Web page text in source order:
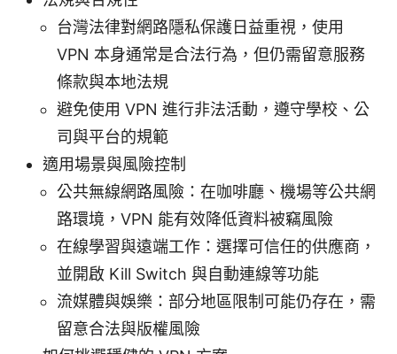
台灣法律對網路隱私保護日益重視，使用
VPN 本身通常是合法行為，但仍需留意服務
條款與本地法規
避免使用 VPN 進行非法活動，遵守學校、公
司與平台的規範
適用場景與風險控制
公共無線網路風險：在咖啡廳、機場等公共網
路環境，VPN 能有效降低資料被竊風險
在線學習與遠端工作：選擇可信任的供應商，
並開啟 Kill Switch 與自動連線等功能
流媒體與娛樂：部分地區限制可能仍存在，需
留意合法與版權風險